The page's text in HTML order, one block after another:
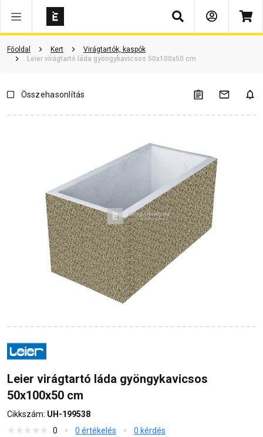
Keresés
Főoldal Kert
Virágtartók, kaspók
Leier virágtartó láda gyöngykavicsos 50x100x50 cm
Vásárlói vélemények Kérdések és válaszok Kapcsolódó cikkek
Összehasonlítás
Leier virágtartó láda gyöngykavicsos
50x100x50 cm
Cikkszám: UH-199538
0
0 értékelés 0 kérdés